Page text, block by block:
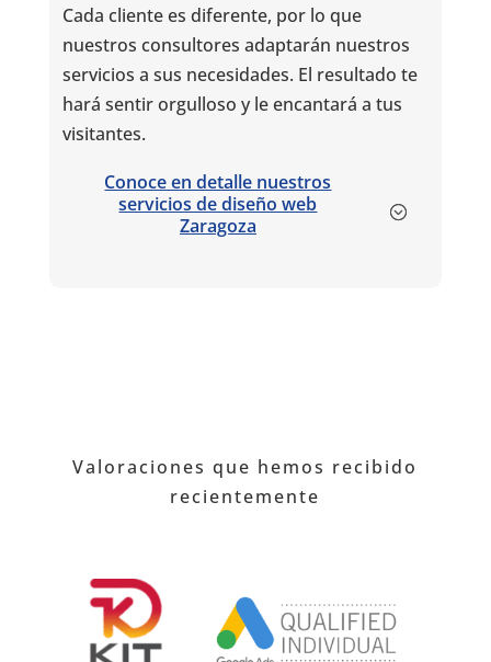
Cada cliente es diferente, por lo que
nuestros consultores adaptarán nuestros
servicios a sus necesidades. El resultado te
hará sentir orgulloso y le encantará a tus
visitantes.
Conoce en detalle nuestros
servicios de diseño web
Zaragoza
Valoraciones que hemos recibido
recientemente